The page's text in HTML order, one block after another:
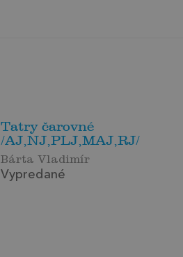
Tatry čarovné
/AJ,NJ,PLJ,MAJ,RJ/
Bárta Vladimír
Vypredané